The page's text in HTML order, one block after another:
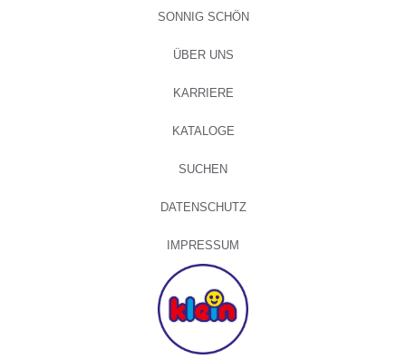
SONNIG SCHÖN
ÜBER UNS
KARRIERE
KATALOGE
SUCHEN
DATENSCHUTZ
IMPRESSUM